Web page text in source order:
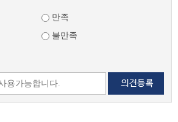
만족
불만족